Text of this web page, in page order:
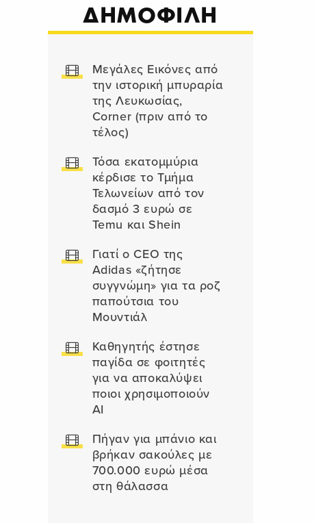
ΔΗΜΟΦΙΛΗ
Μεγάλες Εικόνες από
την ιστορική μπυραρία
της Λευκωσίας,
Corner (πριν από το
τέλος)
Τόσα εκατομμύρια
κέρδισε το Τμήμα
Τελωνείων από τον
δασμό 3 ευρώ σε
Temu και Shein
Γιατί ο CEO της
Adidas «ζήτησε
συγγνώμη» για τα ροζ
παπούτσια του
Μουντιάλ
Καθηγητής έστησε
παγίδα σε φοιτητές
για να αποκαλύψει
ποιοι χρησιμοποιούν
AI
Πήγαν για μπάνιο και
βρήκαν σακούλες με
700.000 ευρώ μέσα
στη θάλασσα